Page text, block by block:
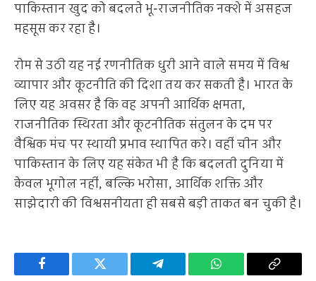
पाकिस्तान खुद को बदलते भू-राजनीतिक नक्शे में असहज
महसूस कर रहा है।
रोम से उठी यह नई रणनीतिक धुरी आने वाले समय में विश्व
व्यापार और कूटनीति की दिशा तय कर सकती है। भारत के
लिए यह अवसर है कि वह अपनी आर्थिक क्षमता,
राजनीतिक स्थिरता और कूटनीतिक संतुलन के दम पर
वैश्विक मंच पर स्थायी प्रभाव स्थापित करे। वहीं चीन और
पाकिस्तान के लिए यह संकेत भी है कि बदलती दुनिया में
केवल भूगोल नहीं, बल्कि भरोसा, आर्थिक शक्ति और
साझेदारी की विश्वसनीयता ही सबसे बड़ी ताकत बन चुकी है।
Facebook Twitter Telegram WhatsApp Copy